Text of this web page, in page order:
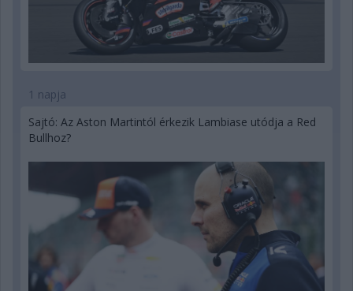
1 napja
Sajtó: Az Aston Martintól érkezik Lambiase utódja a Red
Bullhoz?